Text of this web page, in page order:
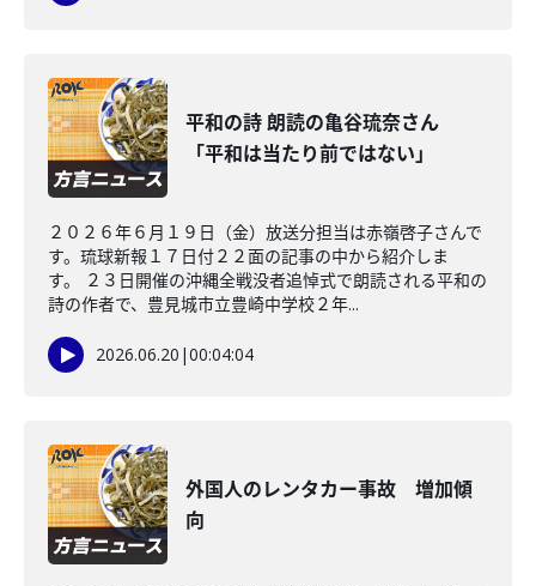
平和の詩 朗読の亀谷琉奈さん
「平和は当たり前ではない」
２０２６年６月１９日（金）放送分担当は赤嶺啓子さんで
す。琉球新報１７日付２２面の記事の中から紹介しま
す。 ２３日開催の沖縄全戦没者追悼式で朗読される平和の
詩の作者で、豊見城市立豊崎中学校２年...
2026.06.20 |00:04:04
外国人のレンタカー事故 増加傾
向